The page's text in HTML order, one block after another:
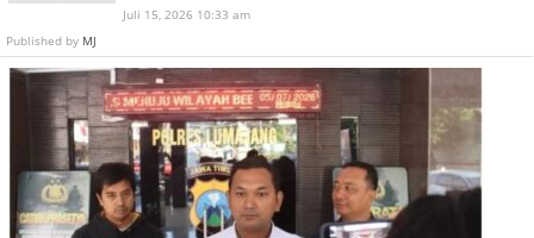
Juli 15, 2026 10:33 am
Published by MJ